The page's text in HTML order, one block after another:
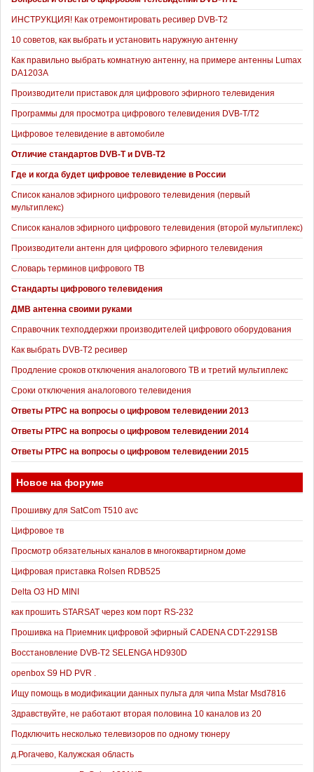
ИНСТРУКЦИЯ! Как отремонтировать ресивер DVB-T2
10 советов, как выбрать и установить наружную антенну
Как правильно выбрать комнатную антенну, на примере антенны Lumax
DA1203А
Производители приставок для цифрового эфирного телевидения
Программы для просмотра цифрового телевидения DVB-T/T2
Цифровое телевидение в автомобиле
Отличие стандартов DVB-T и DVB-T2
Где и когда будет цифровое телевидение в России
Список каналов эфирного цифрового телевидения (первый
мультиплекс)
Список каналов эфирного цифрового телевидения (второй мультиплекс)
Производители антенн для цифрового эфирного телевидения
Словарь терминов цифрового ТВ
Стандарты цифрового телевидения
ДМВ антенна своими руками
Справочник техподдержки производителей цифрового оборудования
Как выбрать DVB-T2 ресивер
Продление сроков отключения аналогового ТВ и третий мультиплекс
Сроки отключения аналогового телевидения
Ответы РТРС на вопросы о цифровом телевидении 2013
Ответы РТРС на вопросы о цифровом телевидении 2014
Ответы РТРС на вопросы о цифровом телевидении 2015
Новое на форуме
Прошивку для SatCom T510 avc
Цифровое тв
Просмотр обязательных каналов в многоквартирном доме
Цифровая приставка Rolsen RDB525
Delta O3 HD MINI
как прошить STARSAT через ком порт RS-232
Прошивка на Приемник цифровой эфирный CADENA CDT-2291SB
Восстановление DVB-T2 SELENGA HD930D
openbox S9 HD PVR .
Ищу помощь в модификации данных пульта для чипа Mstar Msd7816
Здравствуйте, не работают вторая половина 10 каналов из 20
Подключить несколько телевизоров по одному тюнеру
д.Рогачево, Калужская область